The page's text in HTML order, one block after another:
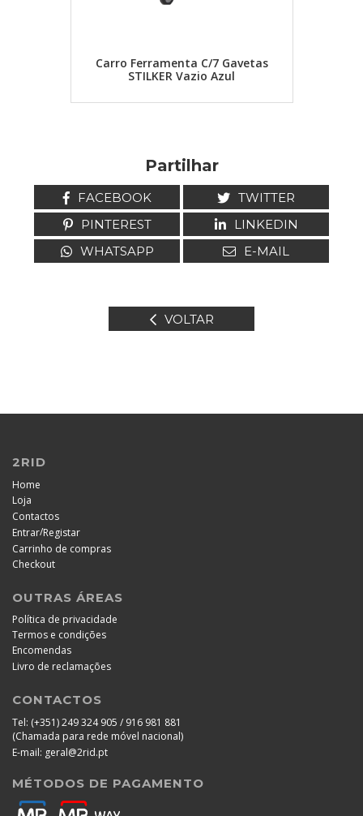
Carro Ferramenta C/7 Gavetas
STILKER Vazio Azul
Partilhar
FACEBOOK
TWITTER
PINTEREST
LINKEDIN
WHATSAPP
E-MAIL
VOLTAR
2RID
Home
Loja
Contactos
Entrar/Registar
Carrinho de compras
Checkout
OUTRAS ÁREAS
Política de privacidade
Termos e condições
Encomendas
Livro de reclamações
CONTACTOS
Tel: (+351) 249 324 905 / 916 981 881
(Chamada para rede móvel nacional)
E-mail: geral@2rid.pt
MÉTODOS DE PAGAMENTO